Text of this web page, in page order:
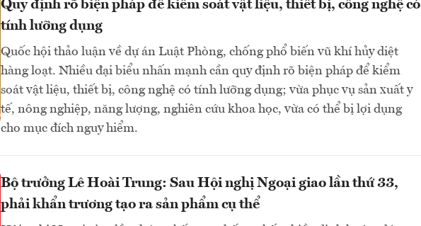
Quy định rõ biện pháp để kiểm soát vật liệu, thiết bị, công nghệ có
tính lưỡng dụng
Quốc hội thảo luận về dự án Luật Phòng, chống phổ biến vũ khí hủy diệt
hàng loạt. Nhiều đại biểu nhấn mạnh cần quy định rõ biện pháp để kiểm
soát vật liệu, thiết bị, công nghệ có tính lưỡng dụng; vừa phục vụ sản xuất y
tế, nông nghiệp, năng lượng, nghiên cứu khoa học, vừa có thể bị lợi dụng
cho mục đích nguy hiểm.
Bộ trưởng Lê Hoài Trung: Sau Hội nghị Ngoại giao lần thứ 33,
phải khẩn trương tạo ra sản phẩm cụ thể